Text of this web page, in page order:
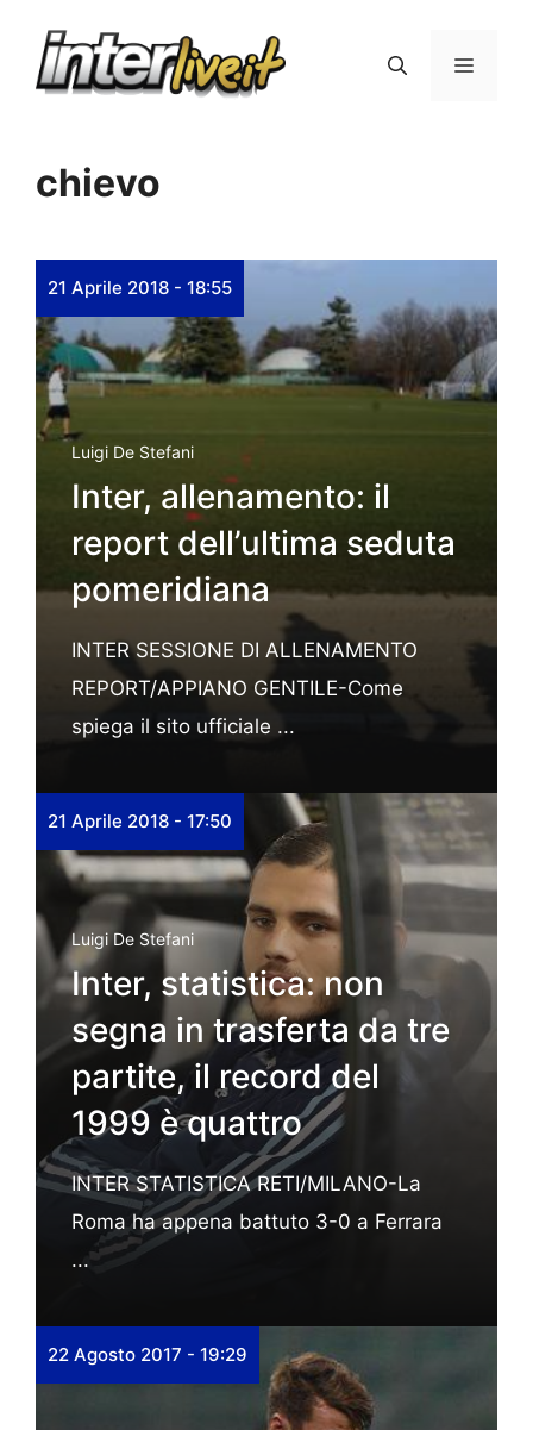
Menu
chievo
21 Aprile 2018 - 18:55
Luigi De Stefani
Inter, allenamento: il
report dell’ultima seduta
pomeridiana
INTER SESSIONE DI ALLENAMENTO
REPORT/APPIANO GENTILE-Come
spiega il sito ufficiale ...
21 Aprile 2018 - 17:50
Luigi De Stefani
Inter, statistica: non
segna in trasferta da tre
partite, il record del
1999 è quattro
INTER STATISTICA RETI/MILANO-La
Roma ha appena battuto 3-0 a Ferrara
...
22 Agosto 2017 - 19:29